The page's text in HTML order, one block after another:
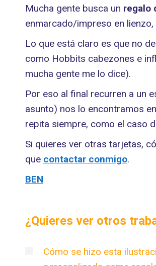
Mucha gente busca un regalo
enmarcado/impreso en
Lo que está claro es que no
como Hobbits cabezones e
mucha gente me lo dice).
Por eso al final recurren a un
asunto) nos lo encontramos
repita siempre, como el caso
Si quieres ver otras tarjetas,
que contactar conmigo.
BEN
¿Quieres ver otros
Cómo se hizo esta